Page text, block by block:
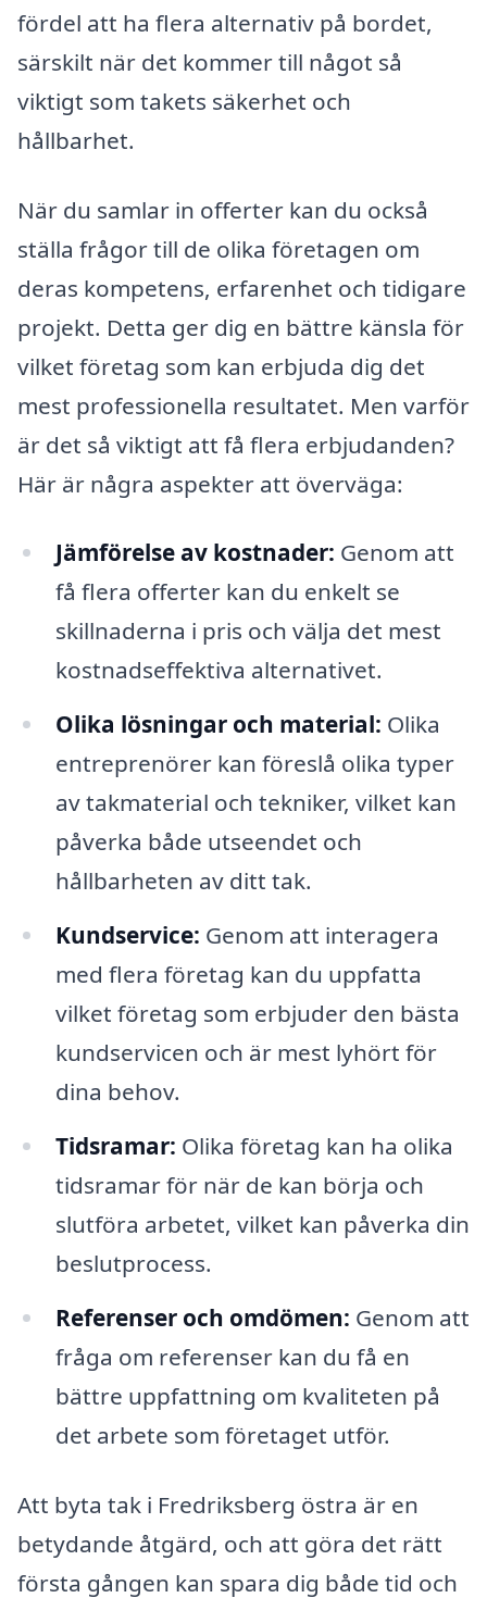
fördel att ha flera alternativ på bordet,
särskilt när det kommer till något så
viktigt som takets säkerhet och
hållbarhet.
När du samlar in offerter kan du också
ställa frågor till de olika företagen om
deras kompetens, erfarenhet och tidigare
projekt. Detta ger dig en bättre känsla för
vilket företag som kan erbjuda dig det
mest professionella resultatet. Men varför
är det så viktigt att få flera erbjudanden?
Här är några aspekter att överväga:
Jämförelse av kostnader: Genom att
få flera offerter kan du enkelt se
skillnaderna i pris och välja det mest
kostnadseffektiva alternativet.
Olika lösningar och material: Olika
entreprenörer kan föreslå olika typer
av takmaterial och tekniker, vilket kan
påverka både utseendet och
hållbarheten av ditt tak.
Kundservice: Genom att interagera
med flera företag kan du uppfatta
vilket företag som erbjuder den bästa
kundservicen och är mest lyhört för
dina behov.
Tidsramar: Olika företag kan ha olika
tidsramar för när de kan börja och
slutföra arbetet, vilket kan påverka din
beslutprocess.
Referenser och omdömen: Genom att
fråga om referenser kan du få en
bättre uppfattning om kvaliteten på
det arbete som företaget utför.
Att byta tak i Fredriksberg östra är en
betydande åtgärd, och att göra det rätt
första gången kan spara dig både tid och